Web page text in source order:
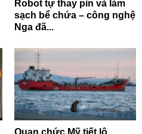
Robot tự thay pin và làm
sạch bể chứa – công nghệ
Nga đã...